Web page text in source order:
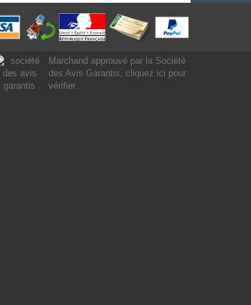
Marchand approuvé par la Société
des Avis Garantis, cliquez ici pour
vérifier.